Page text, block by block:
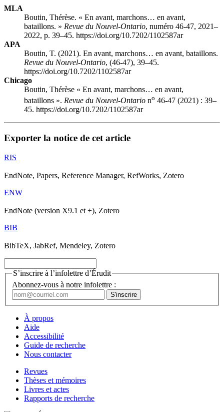
MLA
Boutin, Thérèse. « En avant, marchons… en avant,
bataillons. » Revue du Nouvel-Ontario, numéro 46-47, 2021–
2022, p. 39–45. https://doi.org/10.7202/1102587ar
APA
Boutin, T. (2021). En avant, marchons… en avant, bataillons.
Revue du Nouvel-Ontario, (46-47), 39–45.
https://doi.org/10.7202/1102587ar
Chicago
Boutin, Thérèse « En avant, marchons… en avant,
bataillons ». Revue du Nouvel-Ontario no 46-47 (2021) : 39–
45. https://doi.org/10.7202/1102587ar
Exporter la notice de cet article
RIS
EndNote, Papers, Reference Manager, RefWorks, Zotero
ENW
EndNote (version X9.1 et +), Zotero
BIB
BibTeX, JabRef, Mendeley, Zotero
S’inscrire à l’infolettre d’Érudit
Abonnez-vous à notre infolettre :
À propos
Aide
Accessibilité
Guide de recherche
Nous contacter
Revues
Thèses et mémoires
Livres et actes
Rapports de recherche